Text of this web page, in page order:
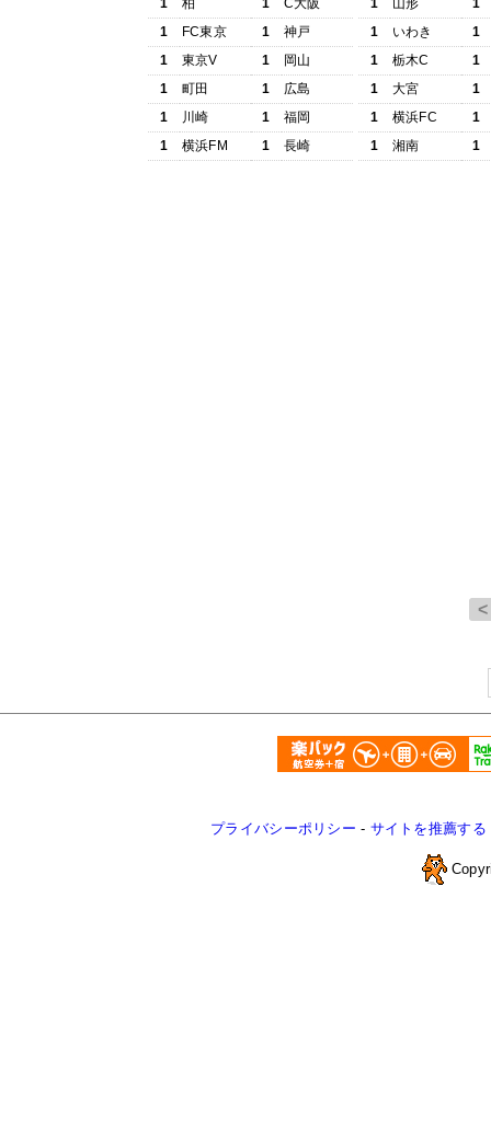
1
柏 1
C大阪
1
FC東京 1
神戸
1
東京V 1
岡山
1
町田 1
広島
1
川崎 1
福岡
1
横浜FM 1 長崎
1
山形
1
1
いわき
1
1
栃木C
1
1
大宮
1
1
横浜FC
1
1
湘南 1
プライバシーポリシー - サイトを推薦する